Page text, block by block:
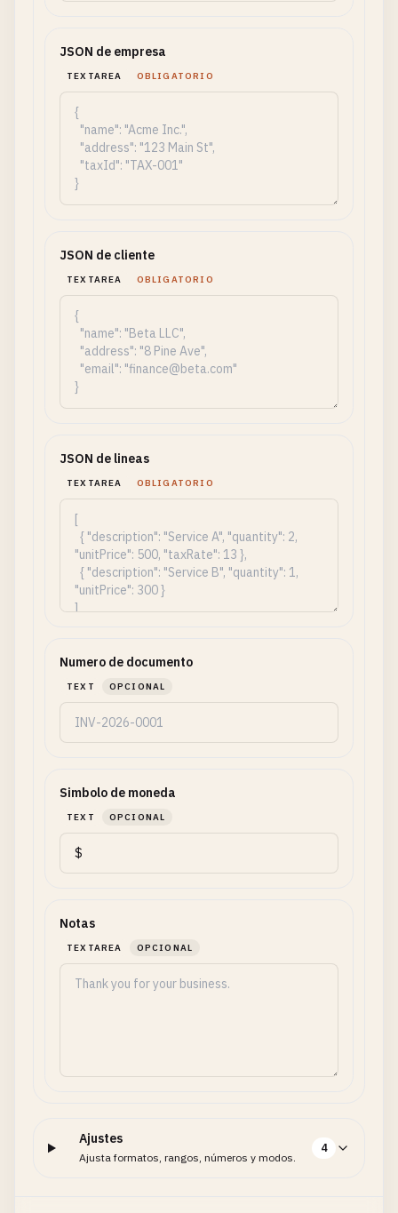
JSON de empresa
TEXTAREA OBLIGATORIO
JSON de cliente
TEXTAREA OBLIGATORIO
JSON de lineas
TEXTAREA OBLIGATORIO
Numero de documento
TEXT OPCIONAL
Simbolo de moneda
TEXT OPCIONAL
Notas
TEXTAREA OPCIONAL
Ajustes
Ajusta formatos, rangos, números y modos.
4